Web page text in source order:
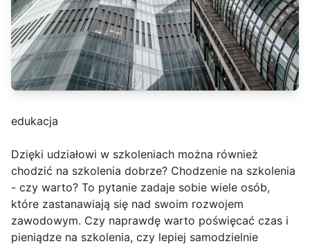
edukacja
Dzięki udziałowi w szkoleniach można również
chodzić na szkolenia dobrze? Chodzenie na szkolenia
- czy warto? To pytanie zadaje sobie wiele osób,
które zastanawiają się nad swoim rozwojem
zawodowym. Czy naprawdę warto poświęcać czas i
pieniądze na szkolenia, czy lepiej samodzielnie